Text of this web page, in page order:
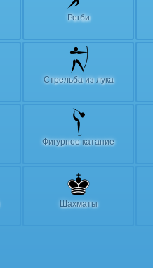
Регби
Стрельба из лука
Фигурное катание
Шахматы